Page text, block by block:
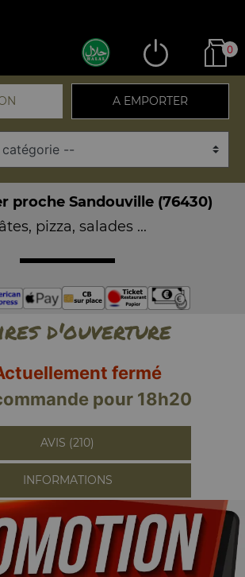
0
A EMPORTER
proche Sandouville (76430)
pizza, salades ...
d'ouverture
fermé
pour 18h20
AVIS (210)
INFORMATIONS